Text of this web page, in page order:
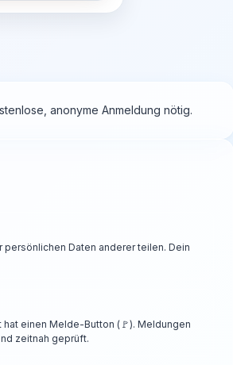
anonyme Anmeldung nötig.
Daten anderer teilen. Dein
einen Melde-Button (🚩). Meldungen
zeitnah geprüft.